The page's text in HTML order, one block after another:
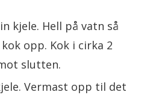
kjele. Hell på vatn så
opp. Kok i cirka 2
slutten.
Vermast opp til det